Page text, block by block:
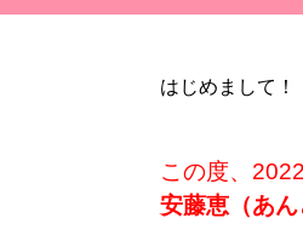
はじめまして！
この度、
安藤恵（あん